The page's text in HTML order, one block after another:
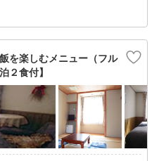
を楽しむメニュー（フル
２食付】